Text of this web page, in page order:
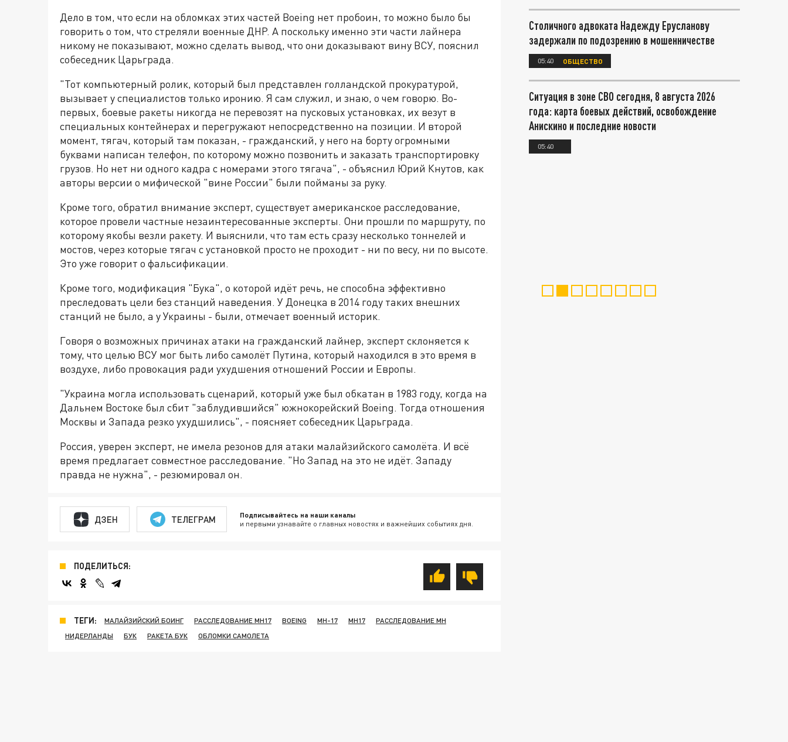
Дело в том, что если на обломках этих частей Boeing нет пробоин, то можно было бы
говорить о том, что стреляли военные ДНР. А поскольку именно эти части лайнера
никому не показывают, можно сделать вывод, что они доказывают вину ВСУ, пояснил
собеседник Царьграда.
"Тот компьютерный ролик, который был представлен голландской прокуратурой,
вызывает у специалистов только иронию. Я сам служил, и знаю, о чем говорю. Во-
первых, боевые ракеты никогда не перевозят на пусковых установках, их везут в
специальных контейнерах и перегружают непосредственно на позиции. И второй
момент, тягач, который там показан, - гражданский, у него на борту огромными
буквами написан телефон, по которому можно позвонить и заказать транспортировку
грузов. Но нет ни одного кадра с номерами этого тягача", - объяснил Юрий Кнутов, как
авторы версии о мифической "вине России" были пойманы за руку.
Кроме того, обратил внимание эксперт, существует американское расследование,
которое провели частные незаинтересованные эксперты. Они прошли по маршруту, по
которому якобы везли ракету. И выяснили, что там есть сразу несколько тоннелей и
мостов, через которые тягач с установкой просто не проходит - ни по весу, ни по высоте.
Это уже говорит о фальсификации.
Кроме того, модификация "Бука", о которой идёт речь, не способна эффективно
преследовать цели без станций наведения. У Донецка в 2014 году таких внешних
станций не было, а у Украины - были, отмечает военный историк.
Говоря о возможных причинах атаки на гражданский лайнер, эксперт склоняется к
тому, что целью ВСУ мог быть либо самолёт Путина, который находился в это время в
воздухе, либо провокация ради ухудшения отношений России и Европы.
"Украина могла использовать сценарий, который уже был обкатан в 1983 году, когда на
Дальнем Востоке был сбит "заблудившийся" южнокорейский Boeing. Тогда отношения
Москвы и Запада резко ухудшились", - поясняет собеседник Царьграда.
Россия, уверен эксперт, не имела резонов для атаки малайзийского самолёта. И всё
время предлагает совместное расследование. "Но Запад на это не идёт. Западу
правда не нужна", - резюмировал он.
ДЗЕН ТЕЛЕГРАМ Подписывайтесь на наши каналы
и первыми узнавайте о главных новостях и важнейших событиях дня.
ПОДЕЛИТЬСЯ:
ТЕГИ: МАЛАЙЗИЙСКИЙ БОИНГ РАССЛЕДОВАНИЕ MH17 BOEING MH-17 MH17
РАССЛЕДОВАНИЕ MH
НИДЕРЛАНДЫ
БУК РАКЕТА БУК ОБЛОМКИ САМОЛЕТА
Столичного адвоката Надежду Ерусланову
задержали по подозрению в мошенничестве
05:40 ОБЩЕСТВО
Ситуация в зоне СВО сегодня, 8 августа 2026
года: карта боевых действий, освобождение
Анискино и последние новости
05:40